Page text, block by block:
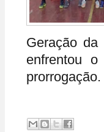
Geração
enfrentou